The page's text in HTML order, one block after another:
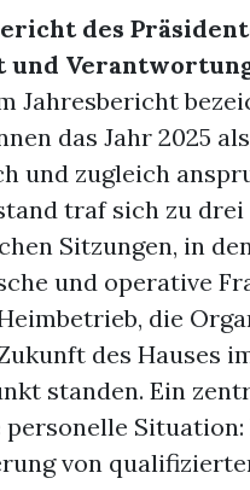
des
und
Jahresbericht
das Jahr 2025
und zugleich
traf sich zu drei
Sitzungen, in
und operative
die
des Hauses
standen. Ein
personelle Situation:
von